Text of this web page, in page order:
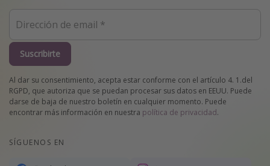
Suscribirte
Al dar su consentimiento, acepta estar conforme con el artículo 4. 1.del
RGPD, que autoriza que se puedan procesar sus datos en EEUU. Puede
darse de baja de nuestro boletín en cualquier momento. Puede
encontrar más información en nuestra política de privacidad.
SÍGUENOS EN